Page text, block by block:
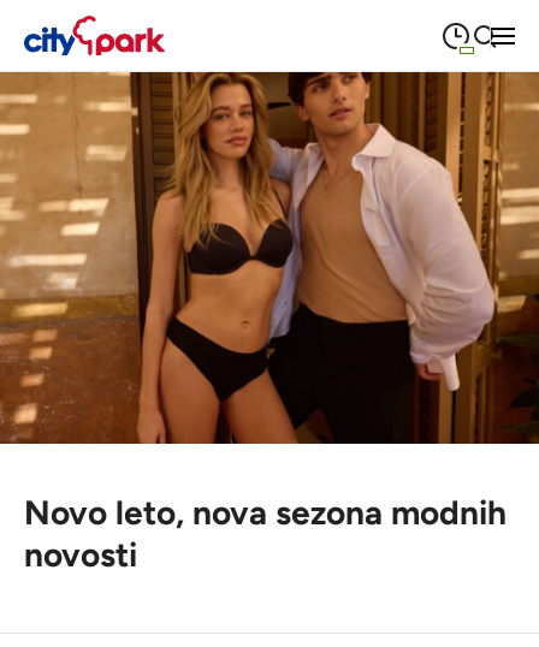
Close search
ponedeljek
PONEDELJEK 21:00
TOREK 09:00— 21:00
sreda
SREDA 21:00
četrtek
ČETRTEK 09:00—21:00
petek
PETEK 09:00—21:00
sobota
SOBOTA 21:00
Navodila za pot
Novo leto, nova sezona modnih
novosti